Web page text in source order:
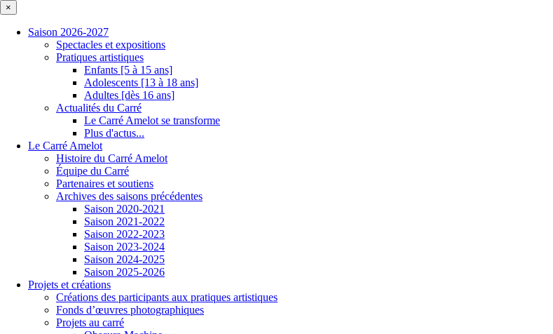
×
Saison 2026-2027
Spectacles et expositions
Pratiques artistiques
Enfants [5 à 15 ans]
Adolescents [13 à 18 ans]
Adultes [dès 16 ans]
Actualités du Carré
Le Carré Amelot se transforme
Plus d'actus...
Le Carré Amelot
Histoire du Carré Amelot
Équipe du Carré
Partenaires et soutiens
Archives des saisons précédentes
Saison 2020-2021
Saison 2021-2022
Saison 2022-2023
Saison 2023-2024
Saison 2024-2025
Saison 2025-2026
Projets et créations
Créations des participants aux pratiques artistiques
Fonds d’œuvres photographiques
Projets au carré